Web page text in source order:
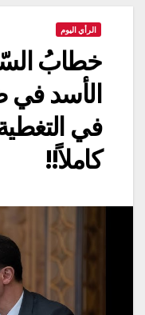
الرأي اليوم
خطابُ
الأسد في
في
كاملاً!!